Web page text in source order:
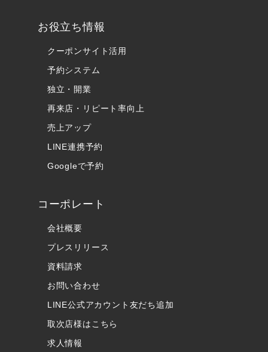
お役立ち情報
クーポンサイト活用
予約システム
独立・開業
再来店・リピート率向上
売上アップ
LINE連携予約
Googleで予約
コーポレート
会社概要
プレスリリース
資料請求
お問い合わせ
LINE公式アカウント友だち追加
取次店様はこちら
求人情報